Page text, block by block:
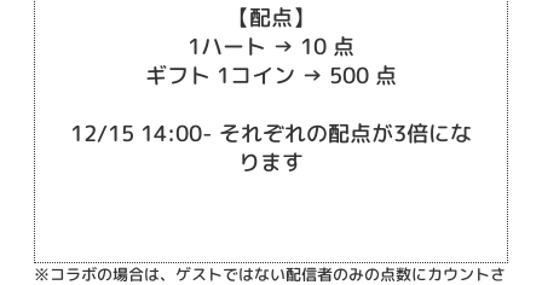
【配点】
1ハート → 10 点
ギフト 1コイン → 500 点
12/15 14:00- それぞれの配点が3倍にな
ります
※コラボの場合は、ゲストではない配信者のみの点数にカウントさ